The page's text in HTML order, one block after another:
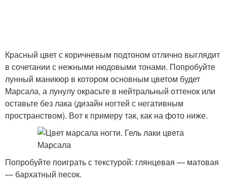
Красный цвет с коричневым подтоном отлично выглядит
в сочетании с нежными нюдовыми тонами. Попробуйте
лунный маникюр в котором основным цветом будет
Марсала, а лунулу окрасьте в нейтральный оттенок или
оставьте без лака (дизайн ногтей с негативным
пространством). Вот к примеру так, как на фото ниже.
Попробуйте поиграть с текстурой: глянцевая — матовая
— бархатный песок.